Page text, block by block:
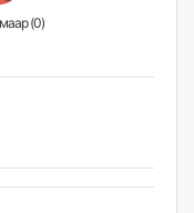
Үзэн ядмаар (0)